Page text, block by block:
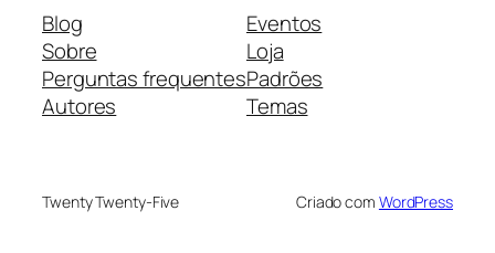
Blog
Sobre
Perguntas frequentes
Autores
Eventos
Loja
Padrões
Temas
Twenty Twenty-Five Criado com WordPress